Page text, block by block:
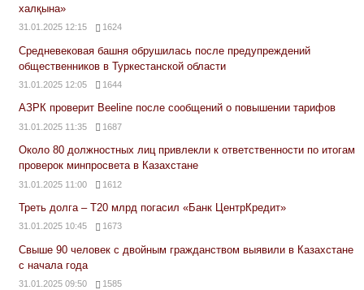
халқына»
31.01.2025 12:15 1624
Средневековая башня обрушилась после предупреждений
общественников в Туркестанской области
31.01.2025 12:05 1644
АЗРК проверит Beeline после сообщений о повышении тарифов
31.01.2025 11:35 1687
Около 80 должностных лиц привлекли к ответственности по итогам
проверок минпросвета в Казахстане
31.01.2025 11:00 1612
Треть долга – Т20 млрд погасил «Банк ЦентрКредит»
31.01.2025 10:45 1673
Свыше 90 человек с двойным гражданством выявили в Казахстане
с начала года
31.01.2025 09:50 1585